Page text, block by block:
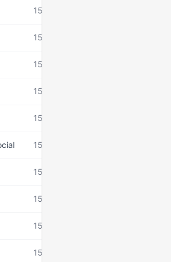
15 mars 2026
15 mars 2026
15 mars 2026
15 mars 2026
15 mars 2026
15 mars 2026
15 mars 2026
15 mars 2026
15 mars 2026
15 mars 2026